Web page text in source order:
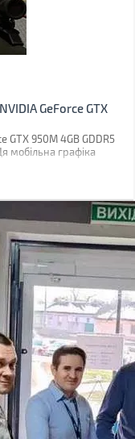
GeForce GTX
GTX 950M 4GB GDDR5
мобільна графіка
в найпопулярніших